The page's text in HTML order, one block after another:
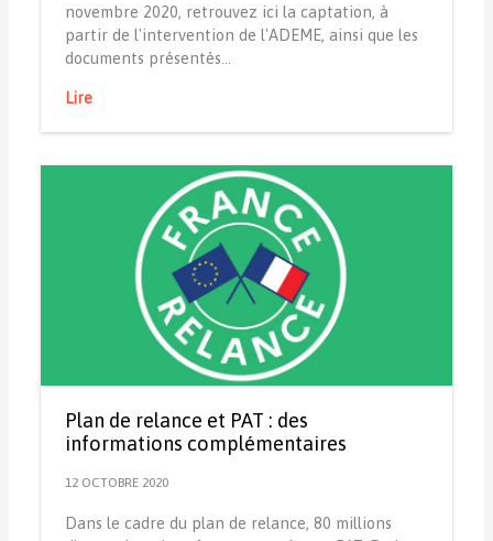
novembre 2020, retrouvez ici la captation, à
partir de l'intervention de l'ADEME, ainsi que les
documents présentés…
Lire
Plan de relance et PAT : des
informations complémentaires
12 OCTOBRE 2020
Dans le cadre du plan de relance, 80 millions